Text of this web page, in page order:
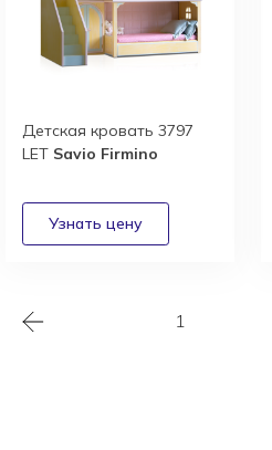
Детская кровать 3797
LET Savio Firmino
1